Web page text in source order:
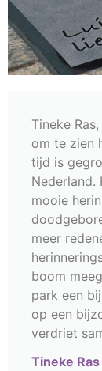
Tineke
om te zien
tijd is
Nederland.
mooie
meer
boom
park een
op een
verdriet
Tineke Ras